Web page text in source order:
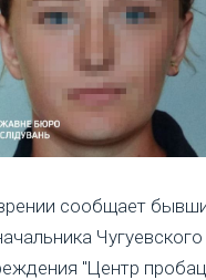
сообщает
"Центр